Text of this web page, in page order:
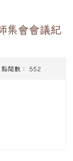
集會會議紀
閱數： 552